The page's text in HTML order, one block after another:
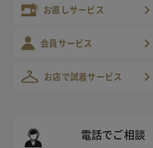
お直しサービス
会員サービス
お店で試着サービス
電話でご相談